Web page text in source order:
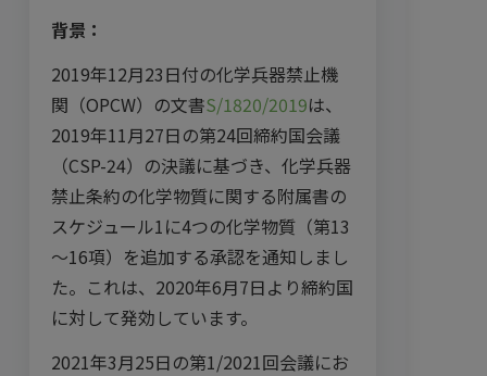
背景：
2019年12月23日付の化学兵器禁止機
関（OPCW）の文書S/1820/2019は、
2019年11月27日の第24回締約国会議
（CSP-24）の決議に基づき、化学兵器
禁止条約の化学物質に関する附属書の
スケジュール1に4つの化学物質（第13
～16項）を追加する承認を通知しまし
た。これは、2020年6月7日より締約国
に対して発効しています。
2021年3月25日の第1/2021回会議にお